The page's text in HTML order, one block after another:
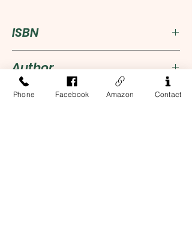
積存了歲月之美，深長而有味。大
多尋常的日子里，有前進一寸的勇
ISBN
9787559482921
Author
康娜
Publisher
Phone Facebook Amazon Contact